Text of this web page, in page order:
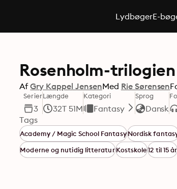
LydbøgerE-
Rosenholm-
Af Gry Kappel JensenMed Rie Sørensen
Serier
3
Længde
32T 51M
Kategori
Fantasy
Sprog
Dansk
Tags
Academy / Magic School FantasyNordisk
Moderne og nutidig litteraturKostskole12 til 15 år